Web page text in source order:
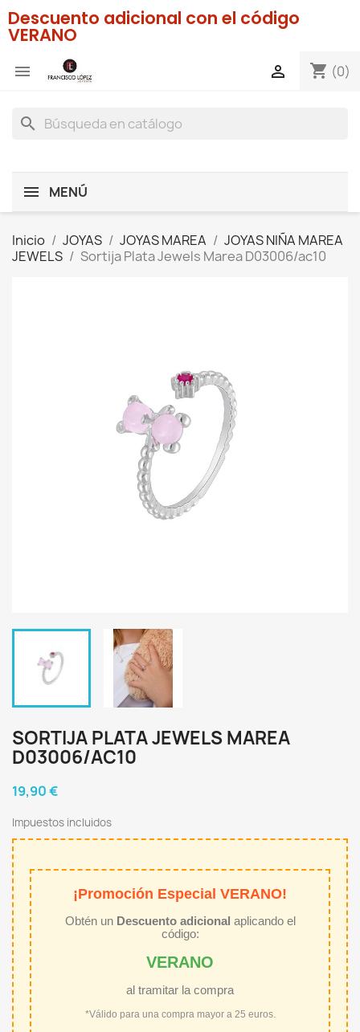
Descuento adicional con el código
VERANO
 shopping_cart (0)

search
MENÚ
Inicio JOYAS JOYAS MAREA
JOYAS NIÑA MAREA
JEWELS
Sortija Plata Jewels Marea D03006/ac10
SORTIJA PLATA JEWELS MAREA
D03006/AC10
19,90 €
Impuestos incluidos
¡Promoción Especial VERANO!
Obtén un Descuento adicional aplicando el
código:
VERANO
al tramitar la compra
*Válido para una compra mayor a 25 euros.